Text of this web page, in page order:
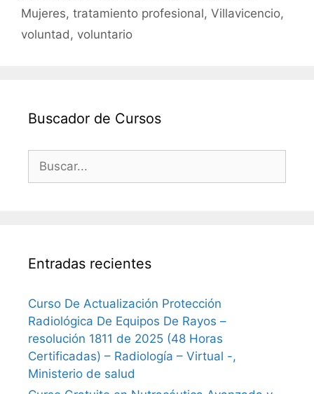
Mujeres, tratamiento profesional, Villavicencio,
voluntad , voluntario
Buscador de Cursos
Entradas recientes
Curso De Actualización Protección
Radiológica De Equipos De Rayos –
resolución 1811 de 2025 (48 Horas
Certificadas) – Radiología – Virtual -,
Ministerio de salud